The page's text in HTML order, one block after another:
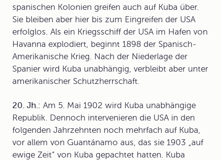
spanischen Kolonien greifen auch auf Kuba über.
Sie bleiben aber hier bis zum Eingreifen der USA
erfolglos. Als ein Kriegsschiff der USA im Hafen von
Havanna explodiert, beginnt 1898 der Spanisch-
Amerikanische Krieg. Nach der Niederlage der
Spanier wird Kuba unabhängig, verbleibt aber unter
amerikanischer Schutzherrschaft.
20. Jh.: Am 5. Mai 1902 wird Kuba unabhängige
Republik. Dennoch intervenieren die USA in den
folgenden Jahrzehnten noch mehrfach auf Kuba,
vor allem von Guantánamo aus, das sie 1903 „auf
ewige Zeit“ von Kuba gepachtet hatten. Kuba